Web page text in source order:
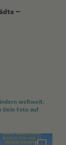
–
weltweit.
Dein Foto auf